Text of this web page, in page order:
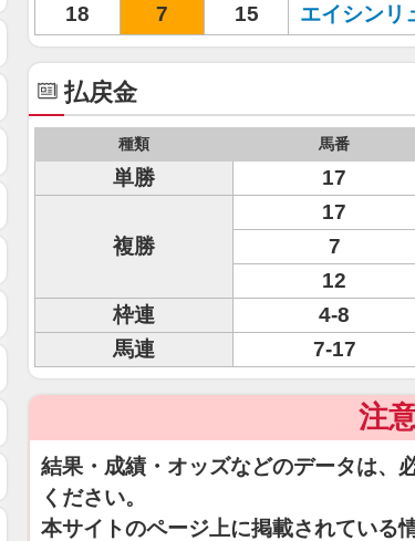
18
7 15 エイシンリ
払戻金
種類 馬番
単勝 17
複勝
17
7
12
枠連
4-8
馬連
7-17
注
結果・成績・オッズなどのデータは、
ください。
本サイトのページ上に掲載されている